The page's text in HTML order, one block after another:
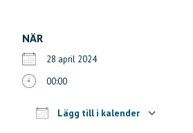
NÄR
28 april 2024
00:00
Lägg till i kalender